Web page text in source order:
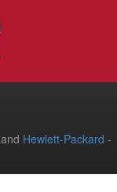
and Hewlett-Packard -